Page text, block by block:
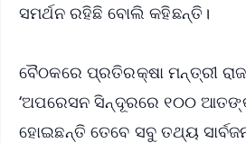
ସମର୍ଥନ ରହିଛି ବୋଲି କହିଛନ୍ତି।
ବୈଠକରେ ପ୍ରତିରକ୍ଷା ମନ୍ତ୍ରୀ
‘ଅପରେସନ ସିନ୍ଦୂରରେ ୧୦୦
ହୋଇଛନ୍ତି ତେବେ ସବୁ ତଥ୍ୟ